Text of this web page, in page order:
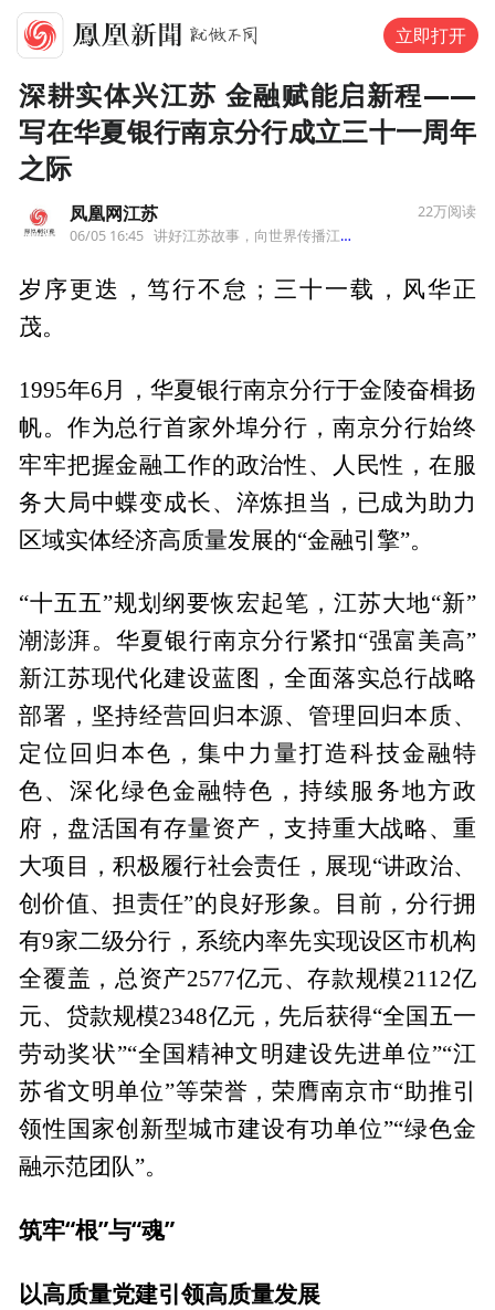
立即打开
深耕实体兴江苏 金融赋能启新程——
写在华夏银行南京分行成立三十一周年
之际
凤凰网江苏
06/05 16:45 讲好江苏故事，向世界传播江苏声音
22万阅读
岁序更迭，笃行不怠；三十一载，风华正
茂。
1995年6月，华夏银行南京分行于金陵奋楫扬
帆。作为总行首家外埠分行，南京分行始终
牢牢把握金融工作的政治性、人民性，在服
务大局中蝶变成长、淬炼担当，已成为助力
区域实体经济高质量发展的“金融引擎”。
“十五五”规划纲要恢宏起笔，江苏大地“新”
潮澎湃。华夏银行南京分行紧扣“强富美高”
新江苏现代化建设蓝图，全面落实总行战略
部署，坚持经营回归本源、管理回归本质、
定位回归本色，集中力量打造科技金融特
色、深化绿色金融特色，持续服务地方政
府，盘活国有存量资产，支持重大战略、重
大项目，积极履行社会责任，展现“讲政治、
创价值、担责任”的良好形象。目前，分行拥
有9家二级分行，系统内率先实现设区市机构
全覆盖，总资产2577亿元、存款规模2112亿
元、贷款规模2348亿元，先后获得“全国五一
劳动奖状”“全国精神文明建设先进单位”“江
苏省文明单位”等荣誉，荣膺南京市“助推引
领性国家创新型城市建设有功单位”“绿色金
融示范团队”。
筑牢“根”与“魂”
以高质量党建引领高质量发展